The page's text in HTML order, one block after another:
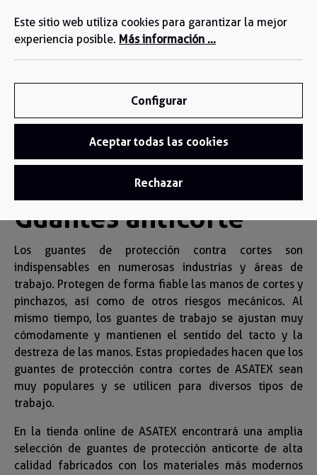
principal
Guantes / Guantes Anticorte
Guantes anticorte
Los guantes de protección contra cortes son
indispensables en numerosas industrias y áreas de
trabajo. Protegen de forma fiable las manos de cortes y
pinchazos, así como de otros riesgos mecánicos. Al
mismo tiempo, los guantes de trabajo se ajustan muy
cómodamente y mantienen el sentido del tacto y la
destreza de las manos. Estas propiedades hacen que los
guantes de protección contra cortes de ASATEX sean
muy populares y se utilicen para diversos tipos de
trabajo.
En la tienda online de ASATEX encontrará una amplia
selección de guantes de protección anticorte de alta
calidad fabricados con los materiales más modernos
Este sitio web utiliza cookies para garantizar la mejor
experiencia posible. Más información ...
Configurar
Aceptar todas las cookies
Rechazar